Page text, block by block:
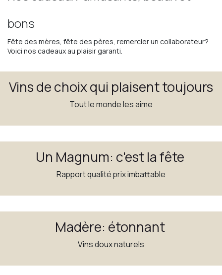
bons
Fête des mères, fête des pères, remercier un collaborateur?
Voici nos cadeaux au plaisir garanti.
Vins de choix qui plaisent toujours
Tout le monde les aime
Un Magnum: c'est la fête
Rapport qualité prix imbattable
Madère: étonnant
Vins doux naturels